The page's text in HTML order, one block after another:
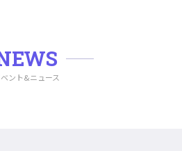
ント&ニュース